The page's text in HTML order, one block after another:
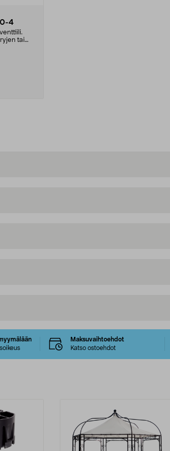
4
tai
Maksuvaihtoehdot
Katso ostoehdot